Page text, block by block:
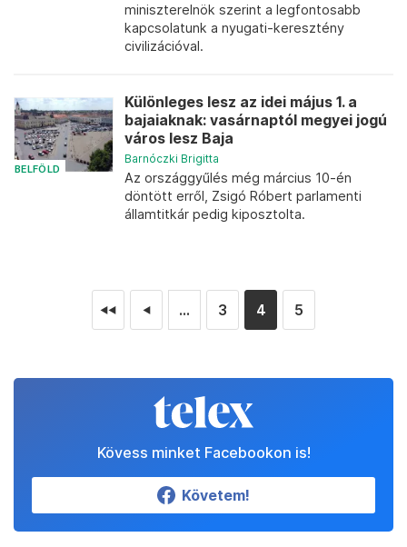
miniszterelnök szerint a legfontosabb
kapcsolatunk a nyugati-keresztény
civilizációval.
BELFÖLD
Különleges lesz az idei május 1. a
bajaiaknak: vasárnaptól megyei jogú
város lesz Baja
Barnóczki Brigitta
Az országgyűlés még március 10-én
döntött erről, Zsigó Róbert parlamenti
államtitkár pedig kiposztolta.
◄◄ ◄ ... 3 4 5
Kövess minket Facebookon is!
Követem!